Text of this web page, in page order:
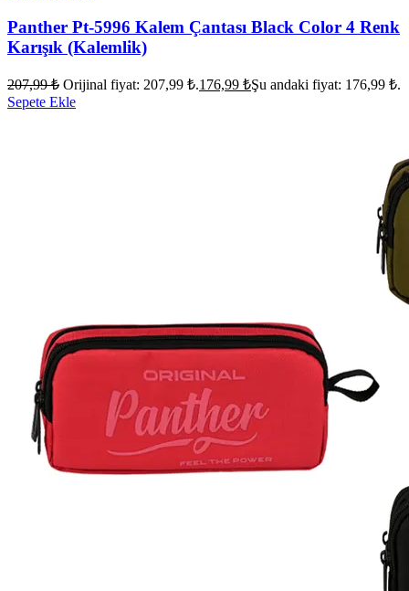
Panther Pt-5996 Kalem Çantası Black Color 4 Renk
Karışık (Kalemlik)
207,99₺ Orijinal fiyat: 207,99 ₺.176,99 ₺Şu andaki fiyat: 176,99 ₺.
Sepete Ekle